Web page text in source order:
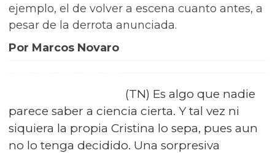
ejemplo, el de volver a escena cuanto antes, a
pesar de la derrota anunciada.
Por Marcos Novaro
(TN) Es algo que nadie
parece saber a ciencia cierta. Y tal vez ni
siquiera la propia Cristina lo sepa, pues aun
no lo tenga decidido. Una sorpresiva